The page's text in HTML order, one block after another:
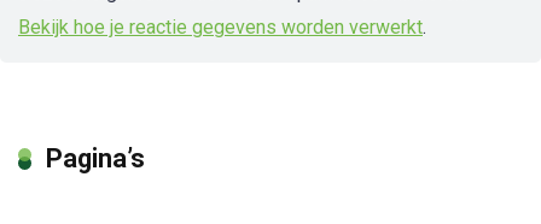
Bekijk hoe je reactie gegevens worden verwerkt.
Pagina’s